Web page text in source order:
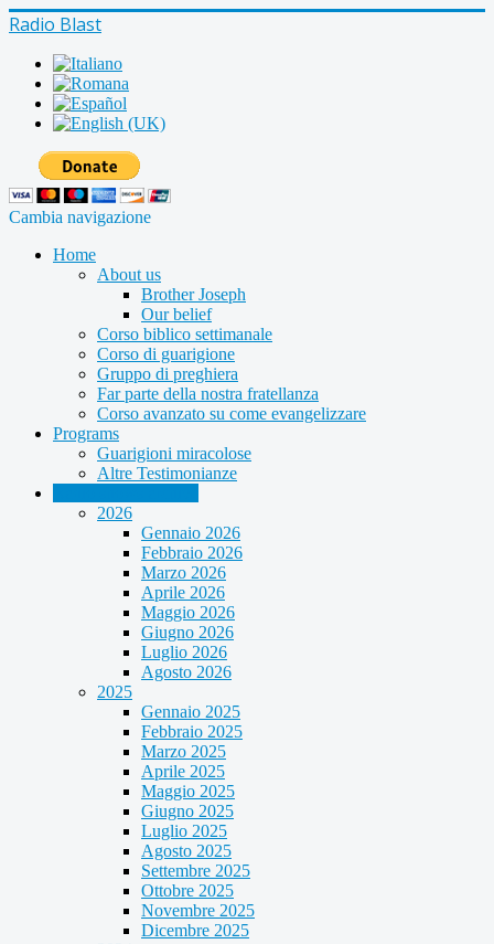
Radio Blast
Cambia navigazione
Home
About us
Brother Joseph
Our belief
Corso biblico settimanale
Corso di guarigione
Gruppo di preghiera
Far parte della nostra fratellanza
Corso avanzato su come evangelizzare
Programs
Guarigioni miracolose
Altre Testimonianze
2026
Gennaio 2026
Febbraio 2026
Marzo 2026
Aprile 2026
Maggio 2026
Giugno 2026
Luglio 2026
Agosto 2026
2025
Gennaio 2025
Febbraio 2025
Marzo 2025
Aprile 2025
Maggio 2025
Giugno 2025
Luglio 2025
Agosto 2025
Settembre 2025
Ottobre 2025
Novembre 2025
Dicembre 2025